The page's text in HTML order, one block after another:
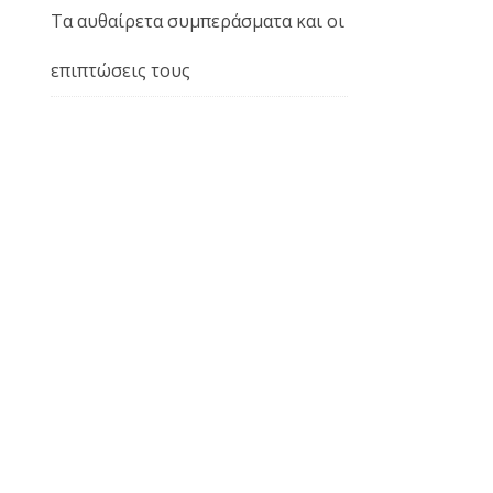
Τα αυθαίρετα συμπεράσματα και οι
επιπτώσεις τους